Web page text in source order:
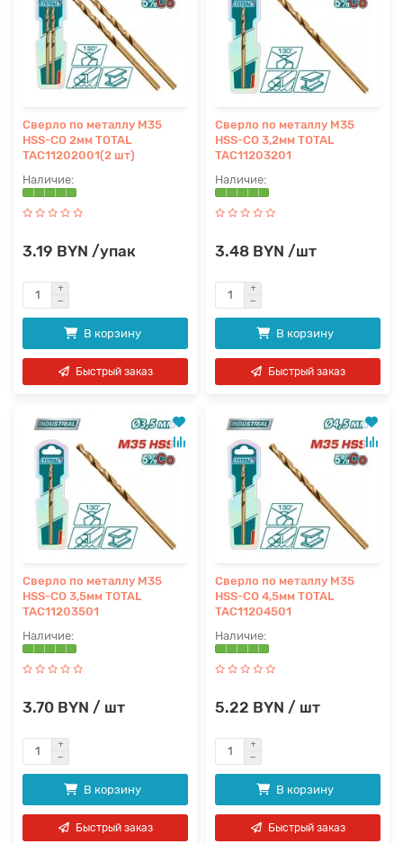
Сверло по металлу M35
HSS-CO 2мм TOTAL
TAC11202001(2 шт)
3.19 BYN /упак
В корзину
Быстрый заказ
Сверло по металлу M35
HSS-CO 3,2мм TOTAL
TAC11203201
3.48 BYN /шт
В корзину
Быстрый заказ
Сверло по металлу M35
HSS-CO 3,5мм TOTAL
TAC11203501
3.70 BYN / шт
В корзину
Быстрый заказ
Сверло по металлу M35
HSS-CO 4,5мм TOTAL
TAC11204501
5.22 BYN / шт
В корзину
Быстрый заказ